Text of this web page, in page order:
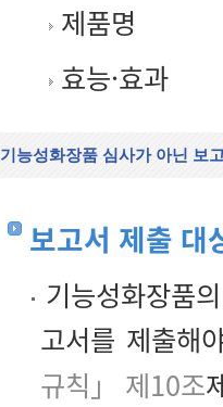
제품명
효능·효과
기능성화장품 심사가 아닌 보
보고서 제출 대
기능성화장품
고서를 제출해
규칙」 제10조